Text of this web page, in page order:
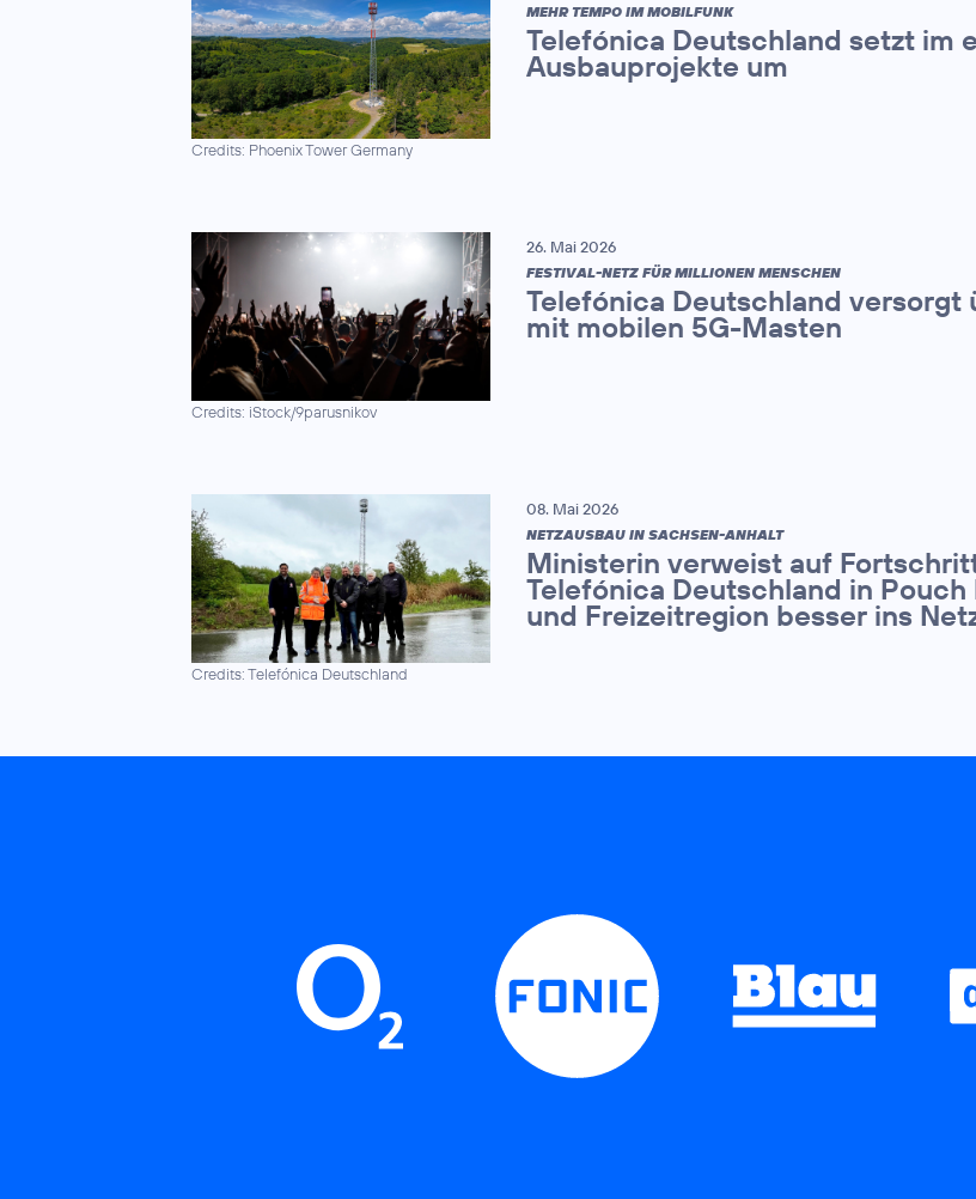
Credits: Phoenix Tower Germany
MEHR TEMPO IM MOBILFUNK
Telefónica Deutschland setzt im
Ausbauprojekte um
Credits: iStock/9parusnikov
26. Mai 2026
FESTIVAL-NETZ FÜR MILLIONEN MENSCHEN
Telefónica Deutschland versorgt
mit mobilen 5G-Masten
Credits: Telefónica Deutschland
08. Mai 2026
NETZAUSBAU IN SACHSEN-ANHALT
Ministerin verweist auf
Telefónica Deutschland in
und Freizeitregion besser ins